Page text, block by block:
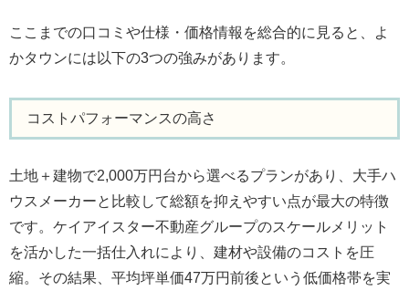
ここまでの口コミや仕様・価格情報を総合的に見ると、よ
かタウンには以下の3つの強みがあります。
コストパフォーマンスの高さ
土地＋建物で2,000万円台から選べるプランがあり、大手ハ
ウスメーカーと比較して総額を抑えやすい点が最大の特徴
です。ケイアイスター不動産グループのスケールメリット
を活かした一括仕入れにより、建材や設備のコストを圧
縮。その結果、平均坪単価47万円前後という低価格帯を実